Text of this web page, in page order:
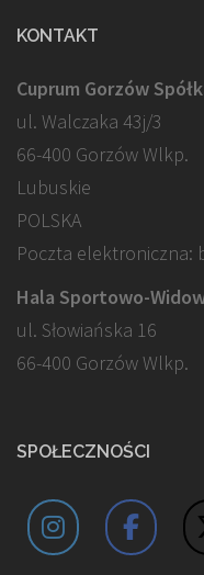
KONTAKT
Cuprum Gorzów
ul. Walczaka 43j/3
66-400 Gorzów Wlkp.
Lubuskie
POLSKA
Poczta elektroniczna:
Hala Sportowo-
ul. Słowiańska 16
66-400 Gorzów Wlkp.
SPOŁECZNOŚCI